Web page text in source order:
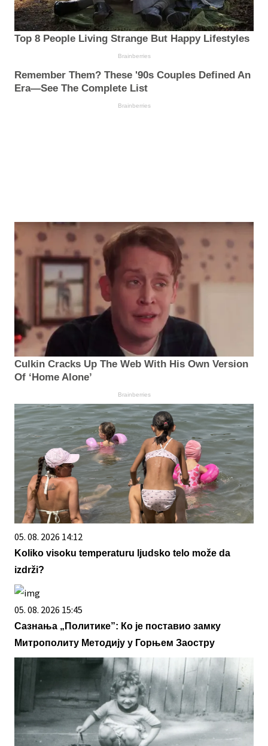
Top 8 People Living Strange But Happy Lifestyles
Brainberries
Remember Them? These '90s Couples Defined An
Era—See The Complete List
Brainberries
Culkin Cracks Up The Web With His Own Version
Of ‘Home Alone’
Brainberries
05. 08. 2026 14:12
Koliko visoku temperaturu ljudsko telo može da
izdrži?
05. 08. 2026 15:45
Сазнања „Политике”: Ко је поставио замку
Митрополиту Методију у Горњем Заостру